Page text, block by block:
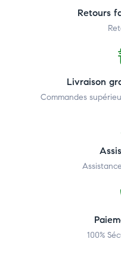
Retours
Livraison
Commandes
100%